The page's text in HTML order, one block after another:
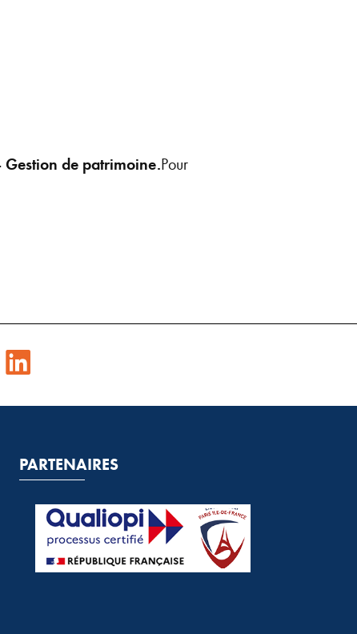
Gestion de patrimoine.Pour
PARTENAIRES